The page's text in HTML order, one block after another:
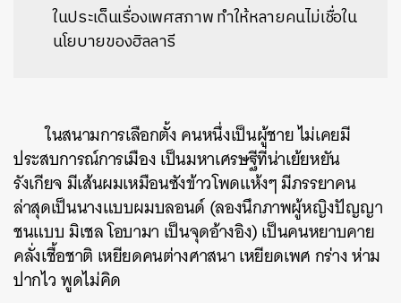
ในประเด็นเรื่องเพศสภาพ ทำให้หลายคนไม่เชื่อใน
นโยบายของฮิลลารี
ในสนามการเลือกตั้ง คนหนึ่งเป็นผู้ชาย ไม่เคยมี
ประสบการณ์การเมือง เป็นมหาเศรษฐีที่น่าเย้ยหยัน
รังเกียจ มีเส้นผมเหมือนซังข้าวโพดแห้งๆ มีภรรยาคน
ล่าสุดเป็นนางแบบผมบลอนด์ (ลองนึกภาพผู้หญิงปัญญา
ชนแบบ มิเชล โอบามา เป็นจุดอ้างอิง) เป็นคนหยาบคาย
คลั่งเชื้อชาติ เหยียดคนต่างศาสนา เหยียดเพศ กร่าง ห่าม
ปากไว พูดไม่คิด